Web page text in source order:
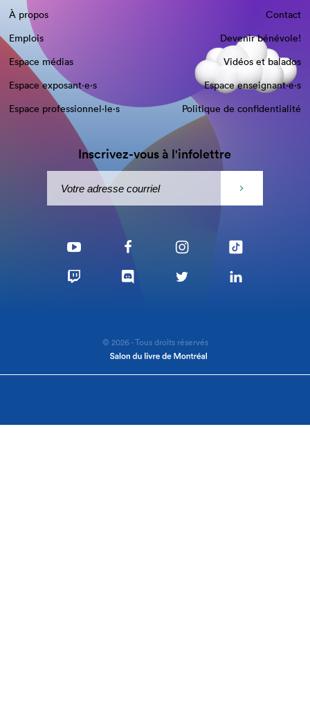
À propos
Contact
Emplois
Devenir bénévole!
Espace médias
Vidéos et balados
Espace exposant·e⋅s
Espace enseignant·e⋅s
Espace professionnel·le⋅s
Politique de confidentialité
Inscrivez-vous à l'infolettre
© 2026 - Tous droits réservés